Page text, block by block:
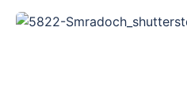
dostupné po značené cestě.